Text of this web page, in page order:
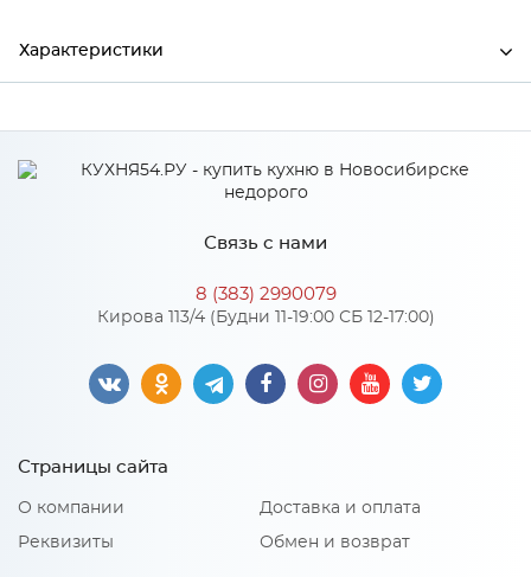
Характеристики
Связь с нами
8 (383) 2990079
Кирова 113/4 (Будни 11-19:00 СБ 12-17:00)
Страницы сайта
О компании
Реквизиты
Доставка и оплата
Обмен и возврат